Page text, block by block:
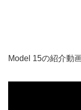
Model 15の紹介動